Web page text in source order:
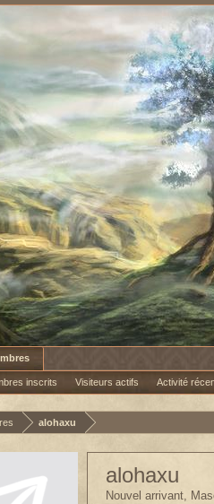
alohaxu
alohaxu
Nouvel arrivant,
inscrits Visiteurs actifs Activité